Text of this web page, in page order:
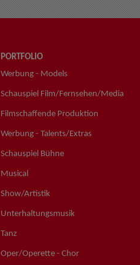
PORTFOLIO
Werbung - Models
Schauspiel Film/Fernsehen/Media
Filmschaffende Produktion
Werbung - Talents/Extras
Schauspiel Bühne
Musical
Show/Artistik
Unterhaltungsmusik
Tanz
Oper/Operette - Chor